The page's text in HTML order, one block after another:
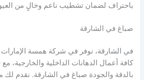
باحتراف لضمان تشطيب ناعم وخالٍ من
صباغ في الشارقة
في الشارقة، نوفر في شركة همسة الإمارات
كافة أعمال الدهانات الداخلية والخارجية،
بالدقة والجودة صباغ في الشارقة. نقدم لك